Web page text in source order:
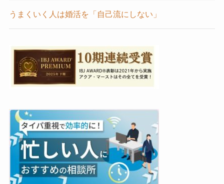
うまくいく人は婚活を「自己流にしない」